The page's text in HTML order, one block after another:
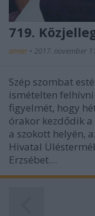
719.
amier • 2017. november 11.
Szép szombat
ismételten
figyelmét, hogy
órakor kezdődik
a szokott helyén,
Hivatal
Erzsébet…